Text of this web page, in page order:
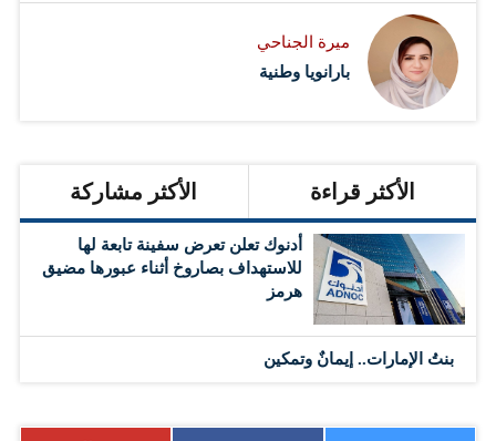
ميرة الجناحي
بارانويا وطنية
الأكثر قراءة الأكثر مشاركة
أدنوك تعلن تعرض سفينة تابعة لها
للاستهداف بصاروخ أثناء عبورها مضيق
هرمز
بنتُ الإمارات.. إيمانٌ وتمكين